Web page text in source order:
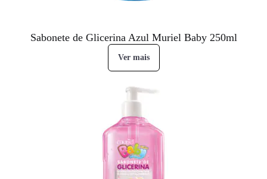
Sabonete de Glicerina Azul Muriel Baby 250ml
Ver mais